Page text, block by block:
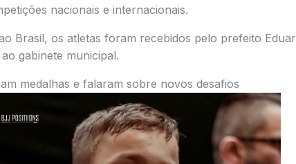
nacionais e internacionais.
Brasil, os atletas foram recebidos pelo prefeito
gabinete municipal.
medalhas e falaram sobre novos desafios